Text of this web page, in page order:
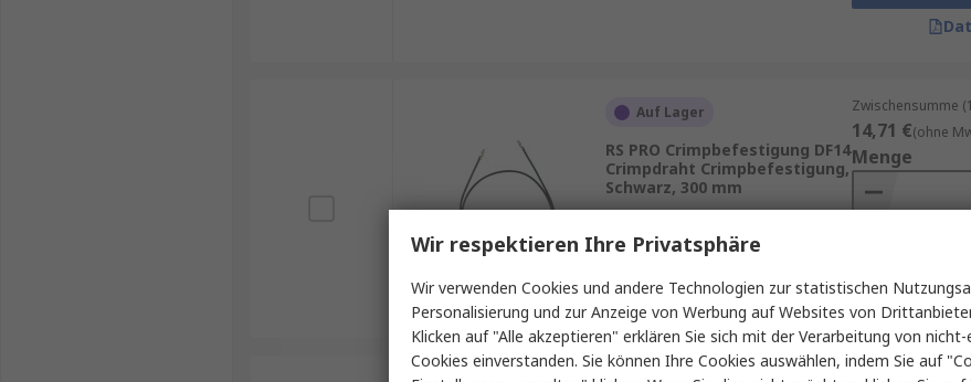
Auf Lager
RS PRO Crimpbefestigung DF14
Crimpdraht Crimpbefestigung,
Schwarz, 300 mm
Zwischensumme
14,71 €(ohne
Menge
Wir respektieren Ihre Privatsphäre
Wir verwenden Cookies und andere Technologien zur statistischen
Personalisierung und zur Anzeige von Werbung auf Websites von
Klicken auf "Alle akzeptieren" erklären Sie sich mit der Verarbeitung von
Cookies einverstanden. Sie können Ihre Cookies auswählen, indem Sie auf